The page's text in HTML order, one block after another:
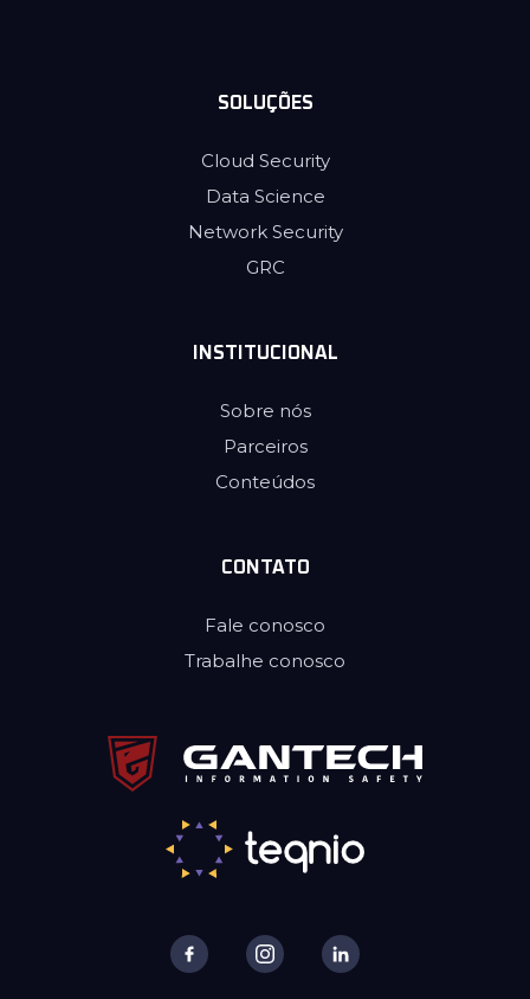
SOLUÇÕES
Cloud Security
Data Science
Network Security
GRC
INSTITUCIONAL
Sobre nós
Parceiros
Conteúdos
CONTATO
Fale conosco
Trabalhe conosco